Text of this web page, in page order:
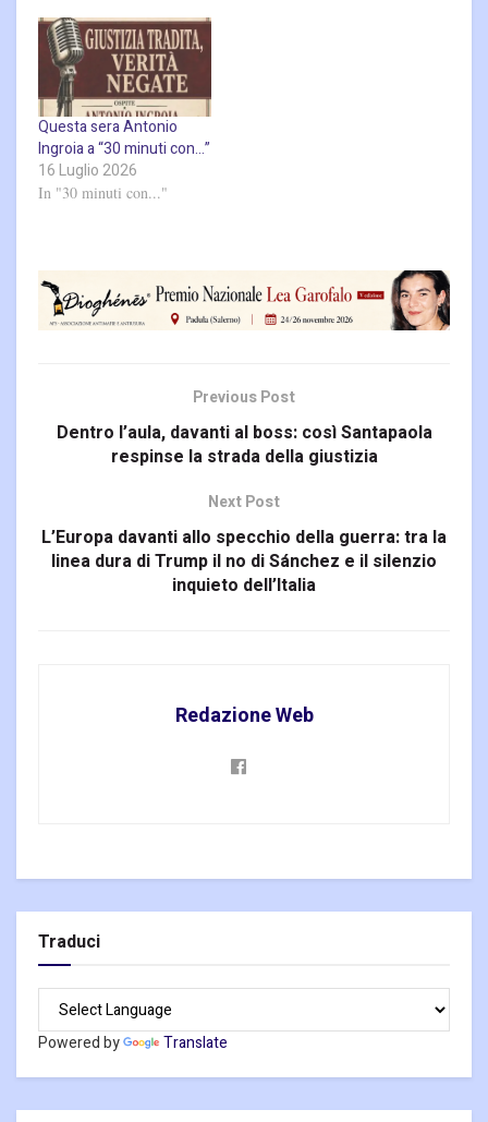
Questa sera Antonio
Ingroia a “30 minuti con…”
16 Luglio 2026
In "30 minuti con..."
Previous Post
Dentro l’aula, davanti al boss: così Santapaola
respinse la strada della giustizia
Next Post
L’Europa davanti allo specchio della guerra: tra la
linea dura di Trump il no di Sánchez e il silenzio
inquieto dell’Italia
Redazione Web
Traduci
Powered by Translate